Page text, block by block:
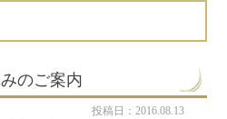
よくある質問
のご案内
投稿日：2016.08.13